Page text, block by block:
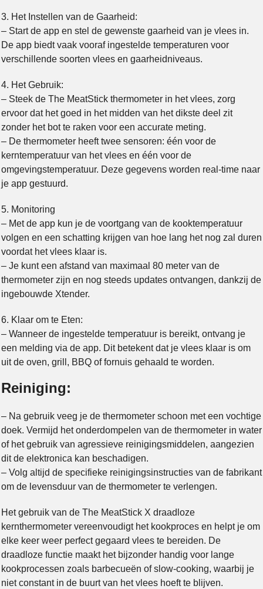
3. Het Instellen van de Gaarheid:
– Start de app en stel de gewenste gaarheid van je vlees in.
De app biedt vaak vooraf ingestelde temperaturen voor
verschillende soorten vlees en gaarheidniveaus.
4. Het Gebruik:
– Steek de The MeatStick thermometer in het vlees, zorg
ervoor dat het goed in het midden van het dikste deel zit
zonder het bot te raken voor een accurate meting.
– De thermometer heeft twee sensoren: één voor de
kerntemperatuur van het vlees en één voor de
omgevingstemperatuur. Deze gegevens worden real-time naar
je app gestuurd.
5. Monitoring
– Met de app kun je de voortgang van de kooktemperatuur
volgen en een schatting krijgen van hoe lang het nog zal duren
voordat het vlees klaar is.
– Je kunt een afstand van maximaal 80 meter van de
thermometer zijn en nog steeds updates ontvangen, dankzij de
ingebouwde Xtender.
6. Klaar om te Eten:
– Wanneer de ingestelde temperatuur is bereikt, ontvang je
een melding via de app. Dit betekent dat je vlees klaar is om
uit de oven, grill, BBQ of fornuis gehaald te worden.
Reiniging:
– Na gebruik veeg je de thermometer schoon met een vochtige
doek. Vermijd het onderdompelen van de thermometer in water
of het gebruik van agressieve reinigingsmiddelen, aangezien
dit de elektronica kan beschadigen.
– Volg altijd de specifieke reinigingsinstructies van de fabrikant
om de levensduur van de thermometer te verlengen.
Het gebruik van de The MeatStick X draadloze
kernthermometer vereenvoudigt het kookproces en helpt je om
elke keer weer perfect gegaard vlees te bereiden. De
draadloze functie maakt het bijzonder handig voor lange
kookprocessen zoals barbecueën of slow-cooking, waarbij je
niet constant in de buurt van het vlees hoeft te blijven.